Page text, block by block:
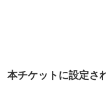
本チケットに設定さ